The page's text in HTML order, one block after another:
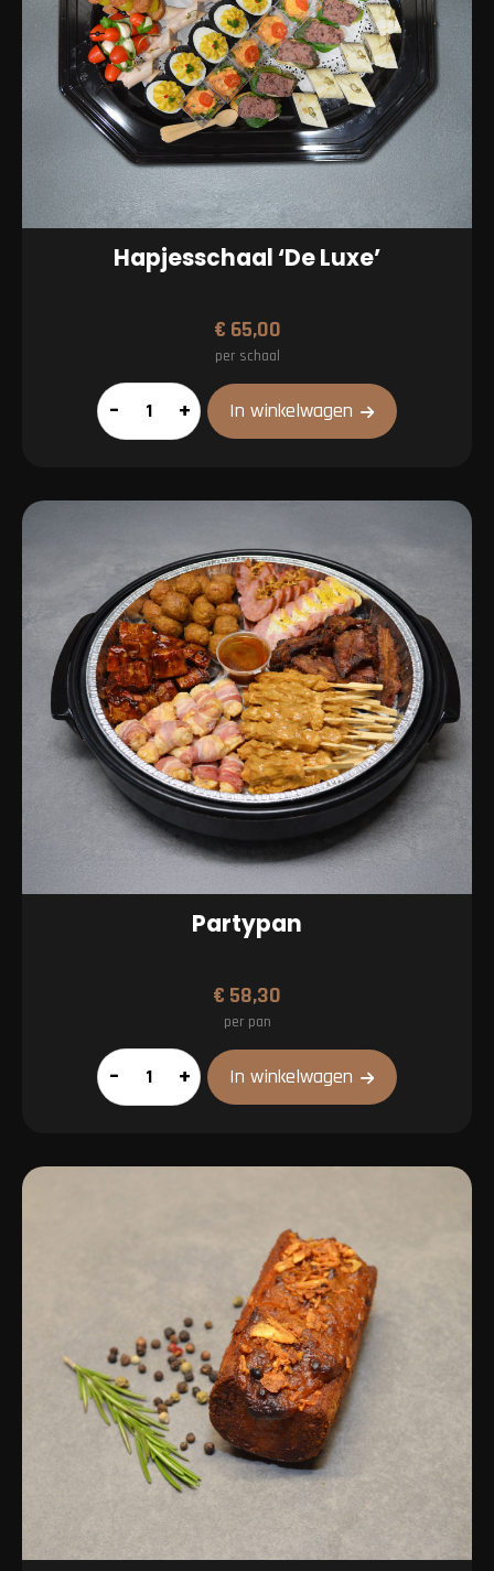
Hapjesschaal ‘De Luxe’
€ 65,00
per schaal
Hapjesschaal
'De
aantal
– + In winkelwagen
Partypan
€ 58,30
per pan
Partypan
aantal
– + In winkelwagen